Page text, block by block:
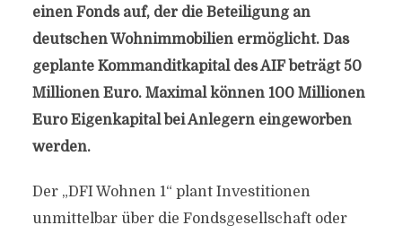
einen Fonds auf, der die Beteiligung an
deutschen Wohnimmobilien ermöglicht. Das
geplante Kommanditkapital des AIF beträgt 50
Millionen Euro. Maximal können 100 Millionen
Euro Eigenkapital bei Anlegern eingeworben
werden.
Der „DFI Wohnen 1“ plant Investitionen
unmittelbar über die Fondsgesellschaft oder